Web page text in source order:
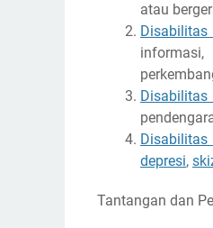
atau
Disabilitas
informasi,
depresi,
Tantangan dan